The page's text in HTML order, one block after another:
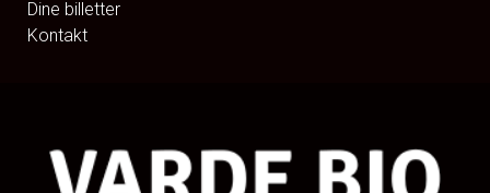
Dine billetter
Kontakt